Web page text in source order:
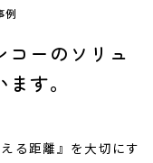
例
コーのソリュ
す。
る距離』を大切にす